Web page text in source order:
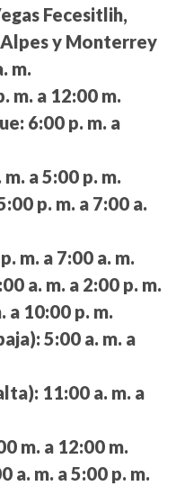
Fecesitlih,
Alpes y Monterrey
m.
m. a 12:00 m.
6:00 p. m. a
m. a 5:00 p. m.
p. m. a 7:00 a.
m. a 7:00 a. m.
a. m. a 2:00 p. m.
a 10:00 p. m.
5:00 a. m. a
11:00 a. m. a
m. a 12:00 m.
a. m. a 5:00 p. m.